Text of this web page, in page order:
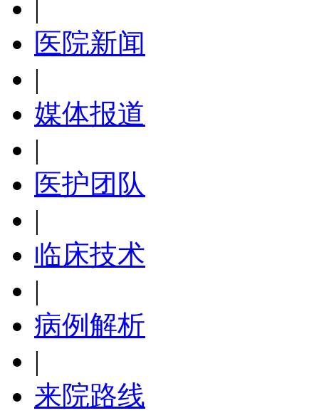
医院新闻
|
媒体报道
|
医护团队
|
临床技术
|
病例解析
|
来院路线